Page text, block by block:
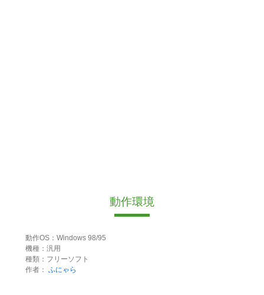
動作環境
動作OS：Windows 98/95
機種：汎用
種類：フリーソフト
作者： ふにゃら